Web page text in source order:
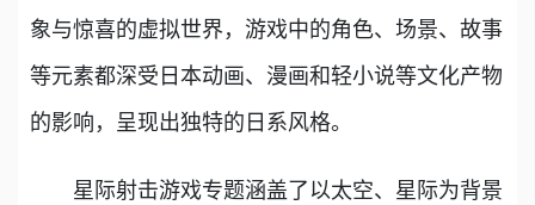
象与惊喜的虚拟世界，游戏中的角色、场景、故事
等元素都深受日本动画、漫画和轻小说等文化产物
的影响，呈现出独特的日系风格。
星际射击游戏专题涵盖了以太空、星际为背景